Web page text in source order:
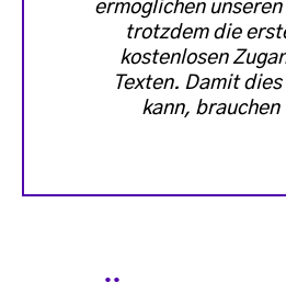
ermöglichen
trotzdem die
kostenlosen
Texten. Damit
kann, brauchen